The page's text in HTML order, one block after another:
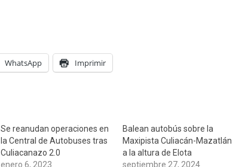
WhatsApp Imprimir
Se reanudan operaciones en
la Central de Autobuses tras
Culiacanazo 2.0
enero 6, 2023
Balean autobús sobre la
Maxipista Culiacán-Mazatlán
a la altura de Elota
septiembre 27, 2024